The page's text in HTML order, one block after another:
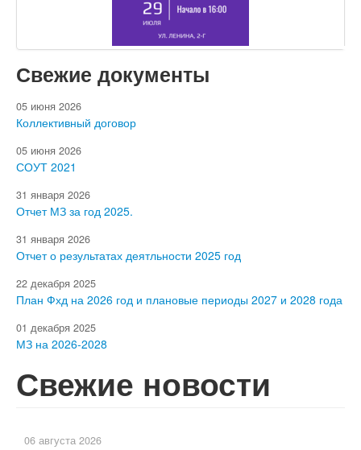
Свежие документы
05 июня 2026
Коллективный договор
05 июня 2026
СОУТ 2021
31 января 2026
Отчет МЗ за год 2025.
31 января 2026
Отчет о результатах деятльности 2025 год
22 декабря 2025
План Фхд на 2026 год и плановые периоды 2027 и 2028 года
01 декабря 2025
МЗ на 2026-2028
Свежие новости
06 августа 2026